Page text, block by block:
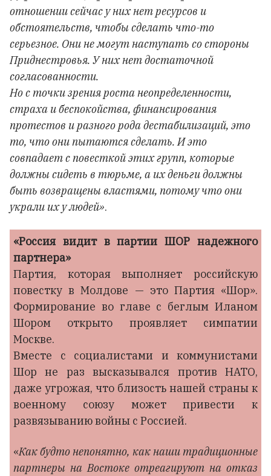
отношении сейчас у них нет ресурсов и
обстоятельств, чтобы сделать что-то
серьезное. Они не могут наступать со стороны
Приднестровья. У них нет достаточной
согласованности.
Но с точки зрения роста неопределенности,
страха и беспокойства, финансирования
протестов и разного рода дестабилизаций, это
то, что они пытаются сделать. И это
совпадает с повесткой этих групп, которые
должны сидеть в тюрьме, а их деньги должны
быть возвращены властями, потому что они
украли их у людей».
«Россия видит в партии ШОР надежного
партнера»
Партия, которая выполняет российскую
повестку в Молдове — это Партия «Шор».
Формирование во главе с беглым Иланом
Шором открыто проявляет симпатии
Москве.
Вместе с социалистами и коммунистами
Шор не раз высказывался против НАТО,
даже угрожая, что близость нашей страны к
военному союзу может привести к
развязыванию войны с Россией.
«Как будто непонятно, как наши традиционные
партнеры на Востоке отреагируют на отказ